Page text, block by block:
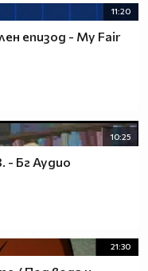
11:20
епизод - My Fair
10:25
- Бг Аудио
21:30